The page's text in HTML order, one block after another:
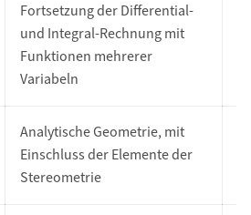
Fortsetzung der Differential-
und Integral-Rechnung mit
Funktionen mehrerer
Variabeln
Analytische Geometrie, mit
Einschluss der Elemente der
Stereometrie